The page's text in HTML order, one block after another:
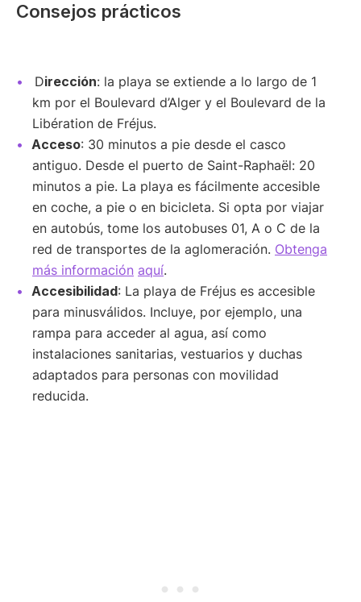
Consejos prácticos
Dirección: la playa se extiende a lo largo de 1
km por el Boulevard d’Alger y el Boulevard de la
Libération de Fréjus.
Acceso: 30 minutos a pie desde el casco
antiguo. Desde el puerto de Saint-Raphaël: 20
minutos a pie. La playa es fácilmente accesible
en coche, a pie o en bicicleta. Si opta por viajar
en autobús, tome los autobuses 01, A o C de la
red de transportes de la aglomeración. Obtenga
más información aquí.
Accesibilidad: La playa de Fréjus es accesible
para minusválidos. Incluye, por ejemplo, una
rampa para acceder al agua, así como
instalaciones sanitarias, vestuarios y duchas
adaptados para personas con movilidad
reducida.